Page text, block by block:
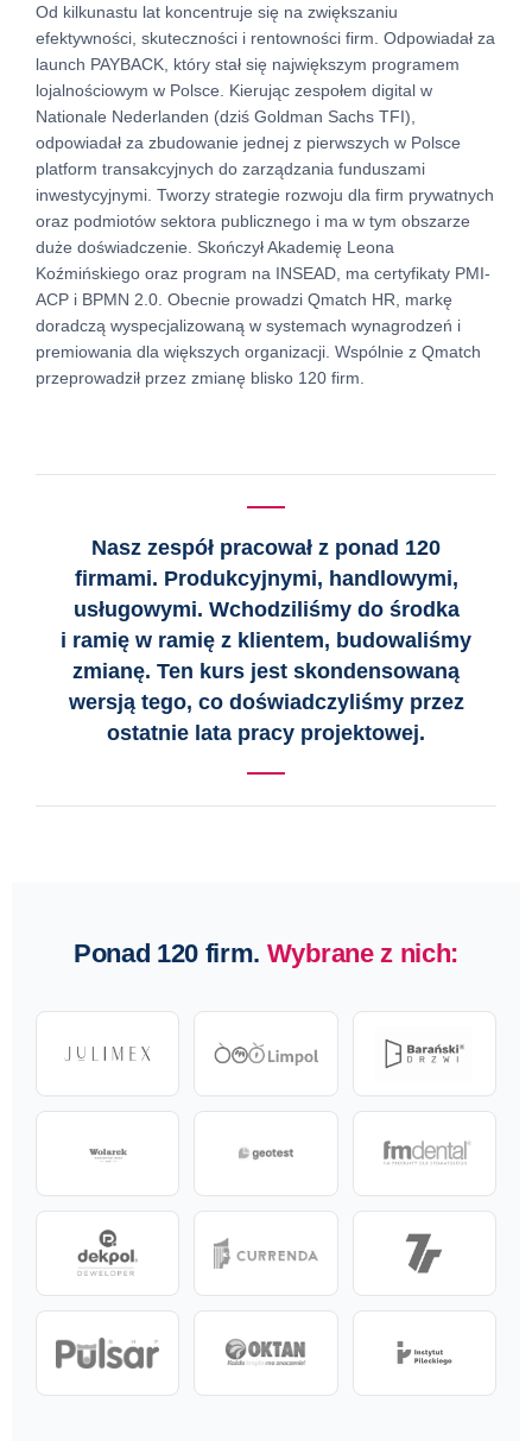
Od kilkunastu lat koncentruje się na zwiększaniu
efektywności, skuteczności i rentowności firm. Odpowiadał za
launch PAYBACK, który stał się największym programem
lojalnościowym w Polsce. Kierując zespołem digital w
Nationale Nederlanden (dziś Goldman Sachs TFI),
odpowiadał za zbudowanie jednej z pierwszych w Polsce
platform transakcyjnych do zarządzania funduszami
inwestycyjnymi. Tworzy strategie rozwoju dla firm prywatnych
oraz podmiotów sektora publicznego i ma w tym obszarze
duże doświadczenie. Skończył Akademię Leona
Koźmińskiego oraz program na INSEAD, ma certyfikaty PMI-
ACP i BPMN 2.0. Obecnie prowadzi Qmatch HR, markę
doradczą wyspecjalizowaną w systemach wynagrodzeń i
premiowania dla większych organizacji. Wspólnie z Qmatch
przeprowadził przez zmianę blisko 120 firm.
Nasz zespół pracował z ponad 120
firmami. Produkcyjnymi, handlowymi,
usługowymi. Wchodziliśmy do środka
i ramię w ramię z klientem, budowaliśmy
zmianę. Ten kurs jest skondensowaną
wersją tego, co doświadczyliśmy przez
ostatnie lata pracy projektowej.
Ponad 120 firm. Wybrane z nich: